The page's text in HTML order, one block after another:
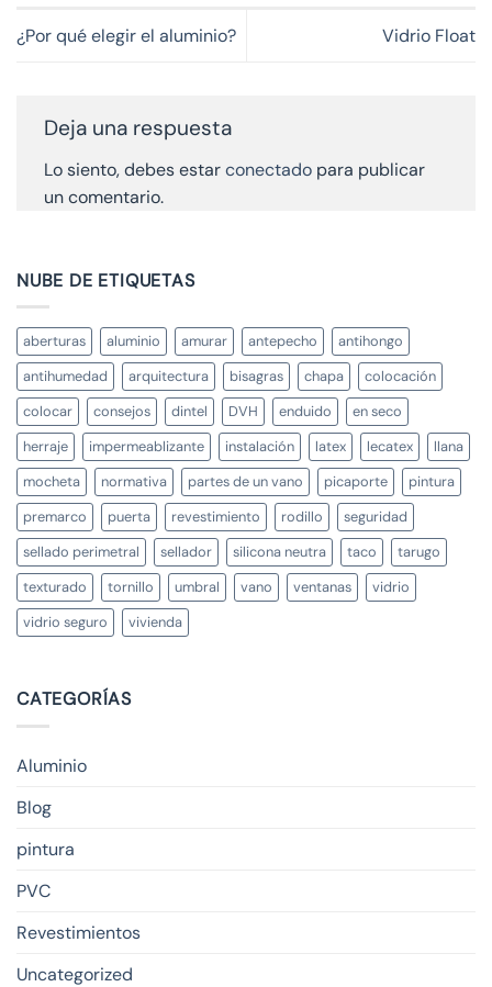
¿Por qué elegir el aluminio? Vidrio Float
Deja una respuesta
Lo siento, debes estarconectado para publicar
un comentario.
NUBE DE ETIQUETAS
aberturas aluminio amurar antepecho
antihongo
antihumedad
arquitectura bisagras chapa
colocación
colocar
consejos dintel DVH enduido
en seco
herraje
impermeablizante instalación latex lecatex
llana
mocheta
normativa partes de un vano picaporte
pintura
premarco
puerta revestimiento rodillo
seguridad
sellado perimetral
sellador silicona neutra taco
tarugo
texturado
tornillo umbral vano ventanas
vidrio
vidrio seguro
vivienda
CATEGORÍAS
Aluminio
Blog
pintura
PVC
Revestimientos
Uncategorized